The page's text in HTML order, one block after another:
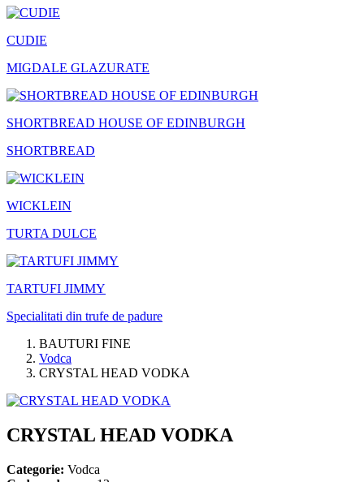
CUDIE
MIGDALE GLAZURATE
SHORTBREAD HOUSE OF EDINBURGH
SHORTBREAD
WICKLEIN
TURTA DULCE
TARTUFI JIMMY
Specialitati din trufe de padure
BAUTURI FINE
Vodca
CRYSTAL HEAD VODKA
CRYSTAL HEAD VODKA
Categorie: Vodca